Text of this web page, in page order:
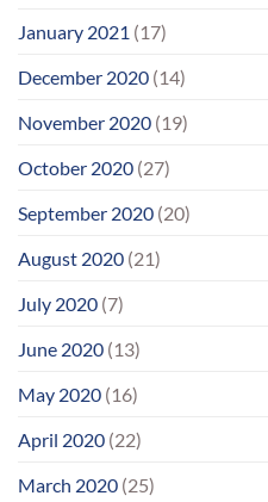
January 2021 (17)
December 2020 (14)
November 2020 (19)
October 2020 (27)
September 2020 (20)
August 2020 (21)
July 2020 (7)
June 2020 (13)
May 2020 (16)
April 2020 (22)
March 2020 (25)